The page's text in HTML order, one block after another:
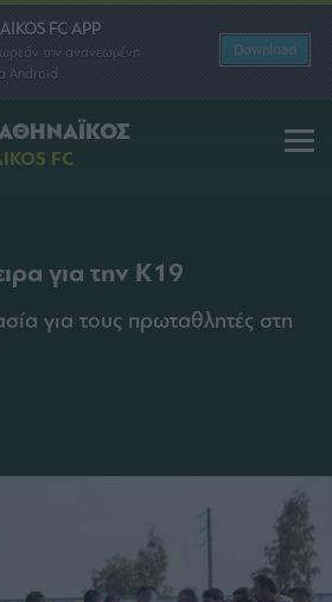
FC APP
την ανανεωμένη
Android
Download
FC
για την Κ19
για τους πρωταθλητές στη